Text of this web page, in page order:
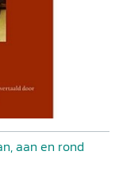
aan en rond